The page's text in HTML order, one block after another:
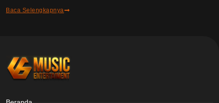
Baca Selengkapnya